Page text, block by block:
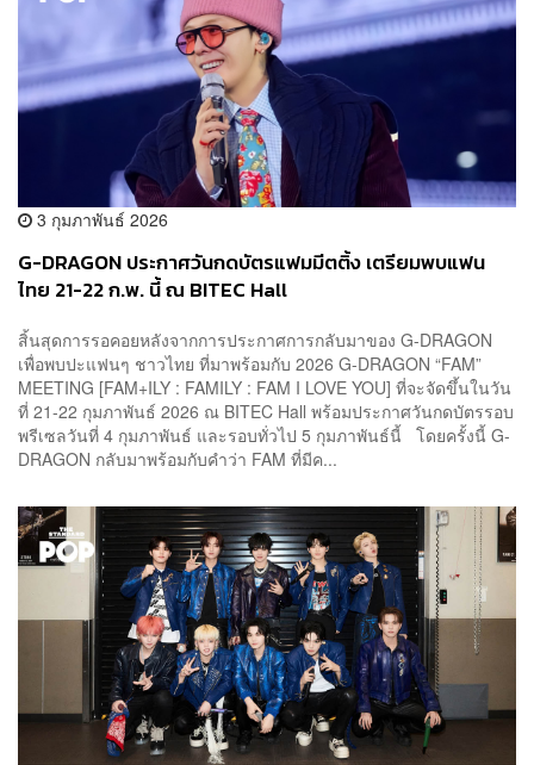
3 กุมภาพันธ์ 2026
G-DRAGON ประกาศวันกดบัตรแฟมมีตติ้ง เตรียมพบแฟน
ไทย 21-22 ก.พ. นี้ ณ BITEC Hall
สิ้นสุดการรอคอยหลังจากการประกาศการกลับมาของ G-DRAGON
เพื่อพบปะแฟนๆ ชาวไทย ที่มาพร้อมกับ 2026 G-DRAGON “FAM”
MEETING [FAM+ILY : FAMILY : FAM I LOVE YOU] ที่จะจัดขึ้นในวัน
ที่ 21-22 กุมภาพันธ์ 2026 ณ BITEC Hall พร้อมประกาศวันกดบัตรรอบ
พรีเซลวันที่ 4 กุมภาพันธ์ และรอบทั่วไป 5 กุมภาพันธ์นี้ โดยครั้งนี้ G-
DRAGON กลับมาพร้อมกับคำว่า FAM ที่มีค...